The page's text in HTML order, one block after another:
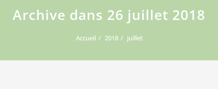
Archive dans 26 juillet 2018
Accueil 2018 juillet